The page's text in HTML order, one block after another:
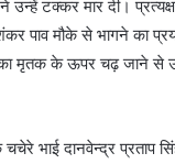
उन्हें टक्कर मार दी।
पाव मौके से भागने का
मृतक के ऊपर चढ़ जाने से
भाई दानवेन्द्र प्रताप सिंह